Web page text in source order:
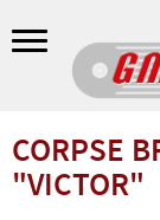
Meny
CORPSE
"VICTOR"